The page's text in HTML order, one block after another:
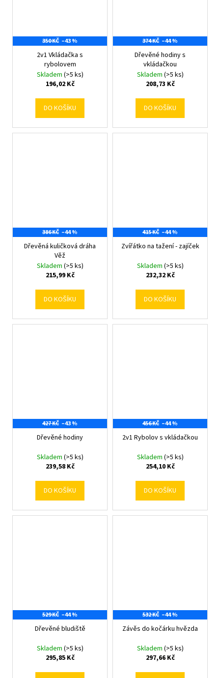
350 KČ –43 %
2v1 Vkládačka s
rybolovem
Skladem (>5 ks)
196,02 Kč
DO KOŠÍKU
374 KČ –44 %
Dřevěné hodiny s
vkládačkou
Skladem (>5 ks)
208,73 Kč
DO KOŠÍKU
386 KČ –44 %
Dřevěná kuličková dráha
Věž
Skladem (>5 ks)
215,99 Kč
DO KOŠÍKU
415 KČ –44 %
Zvířátko na tažení - zajíček
Skladem (>5 ks)
232,32 Kč
DO KOŠÍKU
427 KČ –43 %
Dřevěné hodiny
Skladem (>5 ks)
239,58 Kč
DO KOŠÍKU
456 KČ –44 %
2v1 Rybolov s vkládačkou
Skladem (>5 ks)
254,10 Kč
DO KOŠÍKU
529 KČ –44 %
Dřevěné bludiště
Skladem (>5 ks)
295,85 Kč
532 KČ –44 %
Závěs do kočárku hvězda
Skladem (>5 ks)
297,66 Kč